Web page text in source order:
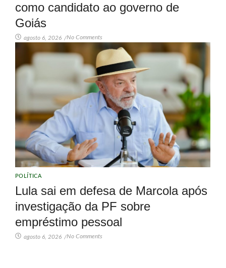
como candidato ao governo de
Goiás
agosto 6, 2026 /No Comments
POLÍTICA
Lula sai em defesa de Marcola após
investigação da PF sobre
empréstimo pessoal
agosto 6, 2026 /No Comments